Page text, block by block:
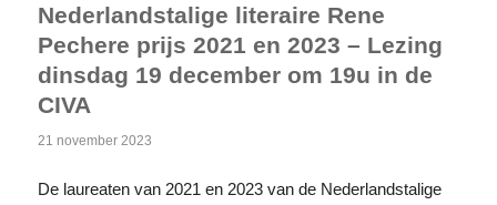
Nederlandstalige literaire Rene
Pechere prijs 2021 en 2023 – Lezing
dinsdag 19 december om 19u in de
CIVA
21 november 2023
De laureaten van 2021 en 2023 van de Nederlandstalige